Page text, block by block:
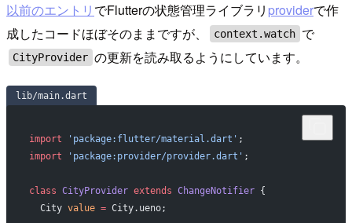
以前のエントリ でFlutterの状態管理ライブラリ providerで作
成したコードほぼそのままですが、
context.watch で
CityProvider の更新を読み取るようにしています。
lib/main.dart
import 'package:flutter/material.dart' ;
import 'package:provider/provider.dart' ;
class CityProvider extends ChangeNotifier {
  City
value = City.ueno;